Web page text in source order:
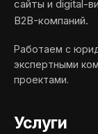
сайты и digital-
B2B-компаний.
Работаем с
экспертными
проектами.
Услуги